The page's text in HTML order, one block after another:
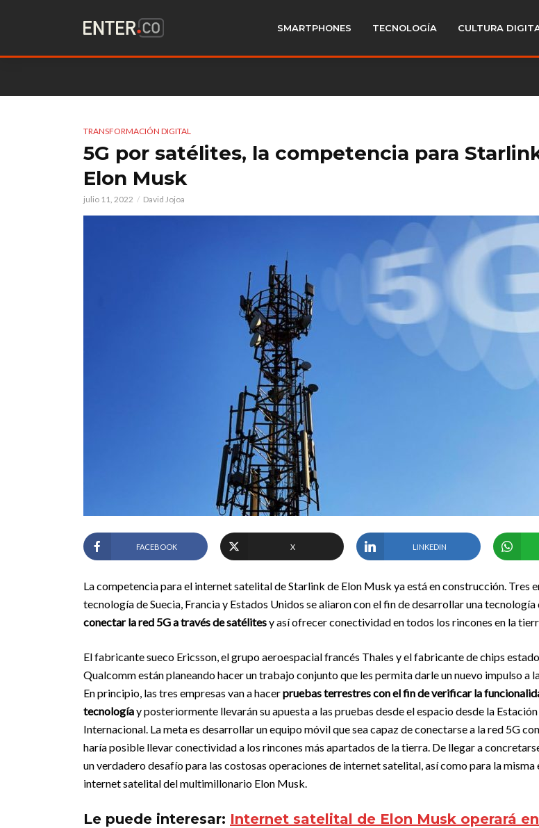
SMARTPHONES TECNOLOGÍA CULTURA
TRANSFORMACIÓN DIGITAL
5G por satélites, la competencia para
Elon Musk
julio 11, 2022 David Jojoa
FACEBOOK X LINKEDIN
La competencia para el internet satelital de Starlink de Elon Musk ya está en construcción. Tres
tecnología de Suecia, Francia y Estados Unidos se aliaron con el fin de desarrollar una
conectar la red 5G a través de satélitesy así ofrecer conectividad en todos los rincones en la
El fabricante sueco Ericsson, el grupo aeroespacial francés Thales y el fabricante de chips
Qualcomm están planeando hacer un trabajo conjunto que les permita darle un nuevo impulso a
En principio, las tres empresas van a hacerpruebas terrestres con el fin de verificar la
tecnologíay posteriormente llevarán su apuesta a las pruebas desde el espacio desde la
Internacional. La meta es desarrollar un equipo móvil que sea capaz de conectarse a la red 5G
haría posible llevar conectividad a los rincones más apartados de la tierra. De llegar a
un verdadero desafío para las costosas operaciones de internet satelital, así como para la misma
internet satelital del multimillonario Elon Musk.
Le puede interesar: Internet satelital de Elon Musk operará